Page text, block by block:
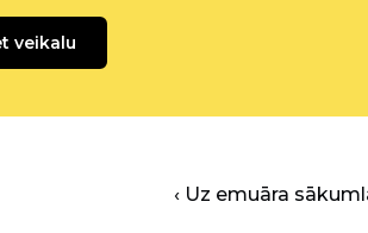
veikalu
‹ Uz emuāra